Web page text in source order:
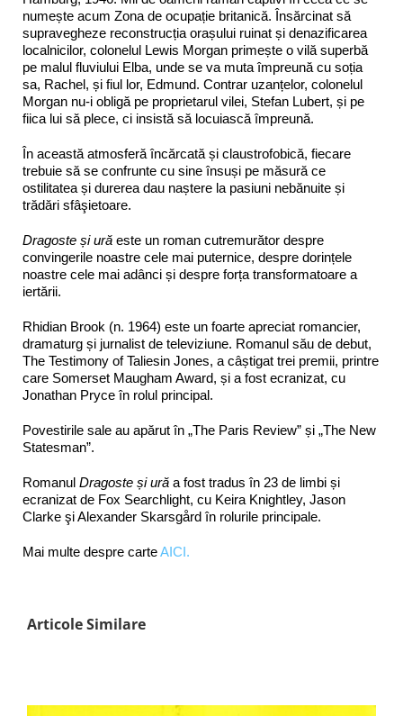
numește acum Zona de ocupație britanică. Însărcinat să
supravegheze reconstrucția orașului ruinat și denazificarea
localnicilor, colonelul Lewis Morgan primește o vilă superbă
pe malul fluviului Elba, unde se va muta împreună cu soția
sa, Rachel, și fiul lor, Edmund. Contrar uzanțelor, colonelul
Morgan nu-i obligă pe proprietarul vilei, Stefan Lubert, și pe
fiica lui să plece, ci insistă să locuiască împreună.
În această atmosferă încărcată și claustrofobică, fiecare
trebuie să se confrunte cu sine însuși pe măsură ce
ostilitatea și durerea dau naștere la pasiuni nebănuite și
trădări sfâşietoare.
Dragoste și ură este un roman cutremurător despre
convingerile noastre cele mai puternice, despre dorințele
noastre cele mai adânci și despre forța transformatoare a
iertării.
Rhidian Brook (n. 1964) este un foarte apreciat romancier,
dramaturg și jurnalist de televiziune. Romanul său de debut,
The Testimony of Taliesin Jones, a câștigat trei premii, printre
care Somerset Maugham Award, și a fost ecranizat, cu
Jonathan Pryce în rolul principal.
Povestirile sale au apărut în „The Paris Review” și „The New
Statesman”.
Romanul Dragoste și ură a fost tradus în 23 de limbi și
ecranizat de Fox Searchlight, cu Keira Knightley, Jason
Clarke şi Alexander Skarsgård în rolurile principale.
Mai multe despre carteAICI.
Articole Similare